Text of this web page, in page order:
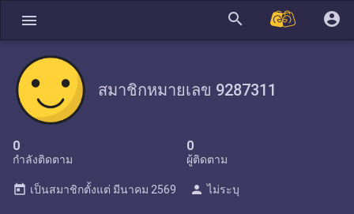
menu search account_circle
สมาชิกหมายเลข 9287311
0
กำลังติดตาม
0
ผู้ติดตาม
today เป็นสมาชิกตั้งแต่ มีนาคม 2569 person ไม่ระบุ